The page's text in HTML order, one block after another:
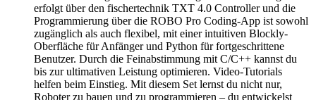
erfolgt über den fischertechnik TXT 4.0 Controller und die
Programmierung über die ROBO Pro Coding-App ist sowohl
zugänglich als auch flexibel, mit einer intuitiven Blockly-
Oberfläche für Anfänger und Python für fortgeschrittene
Benutzer. Durch die Feinabstimmung mit C/C++ kannst du
bis zur ultimativen Leistung optimieren. Video-Tutorials
helfen beim Einstieg. Mit diesem Set lernst du nicht nur,
Roboter zu bauen und zu programmieren – du entwickelst